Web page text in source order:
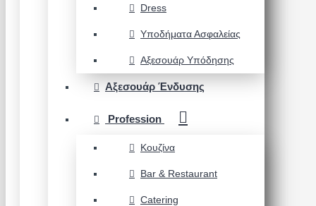
Dress
Υποδήματα Ασφαλείας
Αξεσουάρ Υπόδησης
Αξεσουάρ Ένδυσης
Profession
Κουζίνα
Bar & Restaurant
Catering